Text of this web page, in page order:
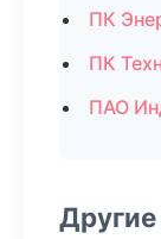
ПК
ПК
ПАО